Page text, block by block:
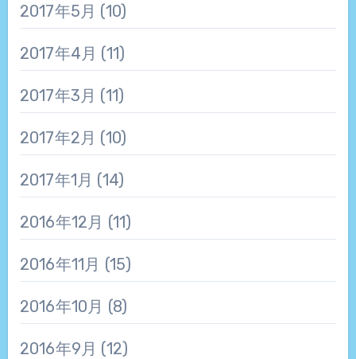
2017年5月 (10)
2017年4月 (11)
2017年3月 (11)
2017年2月 (10)
2017年1月 (14)
2016年12月 (11)
2016年11月 (15)
2016年10月 (8)
2016年9月 (12)